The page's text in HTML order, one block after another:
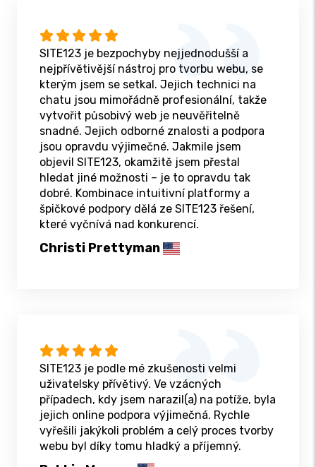
SITE123 je bezpochyby nejjednodušší a
nejpřívětivější nástroj pro tvorbu webu, se
kterým jsem se setkal. Jejich technici na
chatu jsou mimořádně profesionální, takže
vytvořit působivý web je neuvěřitelně
snadné. Jejich odborné znalosti a podpora
jsou opravdu výjimečné. Jakmile jsem
objevil SITE123, okamžitě jsem přestal
hledat jiné možnosti – je to opravdu tak
dobré. Kombinace intuitivní platformy a
špičkové podpory dělá ze SITE123 řešení,
které vyčnívá nad konkurencí.
Christi Prettyman
SITE123 je podle mé zkušenosti velmi
uživatelsky přívětivý. Ve vzácných
případech, kdy jsem narazil(a) na potíže, byla
jejich online podpora výjimečná. Rychle
vyřešili jakýkoli problém a celý proces tvorby
webu byl díky tomu hladký a příjemný.